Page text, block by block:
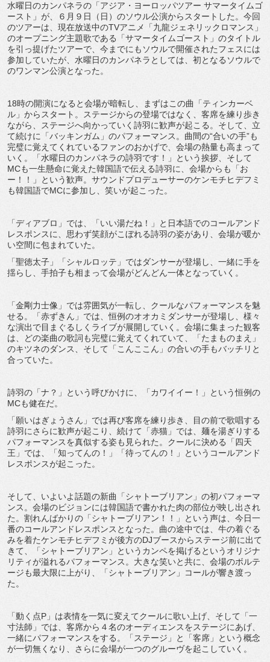
水曜日のカンパネラの「アジア・ヨーロッパツアー サマータイムゴ
ースト」が、６月９日（日）のソウル公演からスタートした。今回
のツアーは、現在放送中のTVアニメ「九龍ジェネリックロマンス」
のオープニング主題歌である「サマータイムゴースト」のタイトル
を引っ提げたツアーで、今までにもソウルで開催されたフェスには
参加していたが、水曜日のカンパネラとしては、初となるソウルで
のワンマン公演となった。
18時の開演になると会場が暗転し、まずはこの曲「ティンカーベ
ル」からスタート。ステージからの登場ではなく、客席を練り歩き
ながら、ステージへ向かっていく詩羽に歓声が起こる。そして、立
て続けに「バッキンガム」のパフォーマンス。曲間の“合いの手”も
完璧に覚えてくれているファンのおかげで、会場の熱量も高まって
いく。「水曜日のカンパネラの詩羽です！」という挨拶、そして
MCも一生懸命に覚えた韓国語で伝える詩羽に、会場からも「お
ー！！」という歓声。サウンドプロデューサーのケンモチヒデフミ
も韓国語でMCに参加し、笑いが起こった。
「ディアブロ」では、「いい湯だね！」と日本語でのコールアンド
レスポンスに、思わず笑顔がこぼれる詩羽の姿があり、会場が暖か
い空間に包まれていた。
「聖徳太子」「シャルロッテ」ではダンサーが登場し、一緒に手を
揺らし、手拍子も相まって会場がどんどん一体となっていく。
「金剛力士像」では雰囲気が一転し、クールなパフォーマンスを魅
せる。「赤ずきん」では、恒例のオオカミダンサーが登場し、様々
な演出で目まぐるしくライブが展開していく。会場に集まった観客
は、どの楽曲の歌詞も完璧に覚えてくれていて、「たまものまえ」
のキツネのダンス、そして「こんここん」の合いの手もバッチリと
合っていた。
詩羽の「ナ？」という呼びかけに、「カワイイー！」という恒例の
MCも健在だ。
「願いはぎょうさん」では再び客席を練り歩き、目の前で歌唱する
詩羽にさらに歓声が起こり、続けて「赤猫」では、麺を湯ぎりする
パフォーマンスを真似する姿も見られた。クールに決める「四天
王」では、「知ってんの！」「待ってんの！」というコールアンド
レスポンスが起こった。
そして、いよいよ話題の新曲「シャトーブリアン」の初パフォーマ
ンス。会場のビジョンには韓国語で書かれた肉の部位が映し出され
た。割れんばかりの「シャトーブリアン！！」という声は、今日一
番のコールアンドレスポンスとなった。曲の途中では、牛の着ぐる
みを着たケンモチヒデフミが後方のDJブースからステージ前に出て
きて、「シャトーブリアン」というカンペを掲げるというオリジナ
リティが溢れるパフォーマンス。大きな笑いと共に、会場のボルテ
ージも最大限に上がり、「シャトーブリアン」コールが響き渡っ
た。
「動く点P」は表情を一気に変えてクールに歌い上げ、そして「一
寸法師」では、客席から４名のオーディエンスをステージにあげ、
一緒にパフォーマンスをする。「ステージ」と「客席」という概念
が一切無くなり、さらに会場が一つのグルーヴを起こしていく。